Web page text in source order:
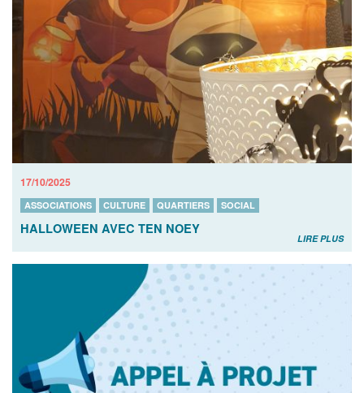
17/10/2025
ASSOCIATIONS CULTURE QUARTIERS SOCIAL
HALLOWEEN AVEC TEN NOEY
LIRE PLUS